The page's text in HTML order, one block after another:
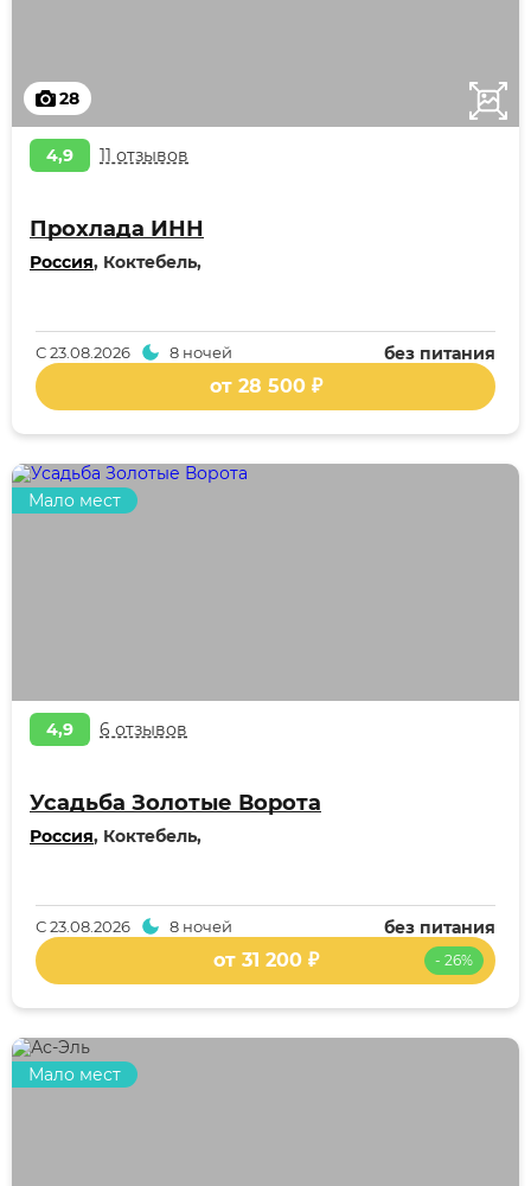
28
4,9 11 отзывов
Прохлада ИНН
Россия, Коктебель,
без питания
С23.08.2026 8 ночей
от 28 500 ₽
Мало мест
4,9 6 отзывов
Усадьба Золотые Ворота
Россия, Коктебель,
без питания
С23.08.2026 8 ночей
- 26%
от 31 200 ₽
Мало мест